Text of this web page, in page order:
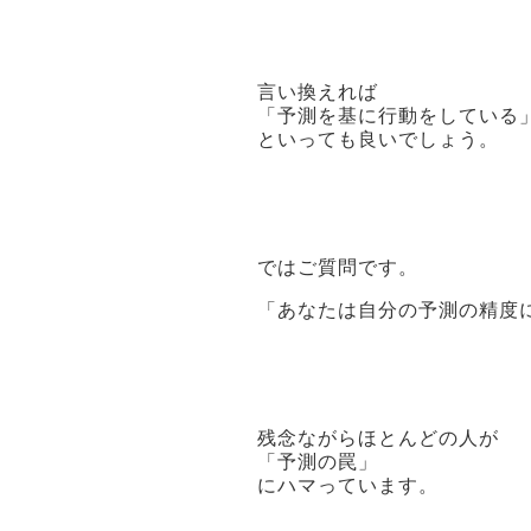
言い換えれば
「予測を基に行動をしている」
といっても良いでしょう。
ではご質問です。
「あなたは自分の予測の精度
残念ながらほとんどの人が
「予測の罠」
にハマっています。